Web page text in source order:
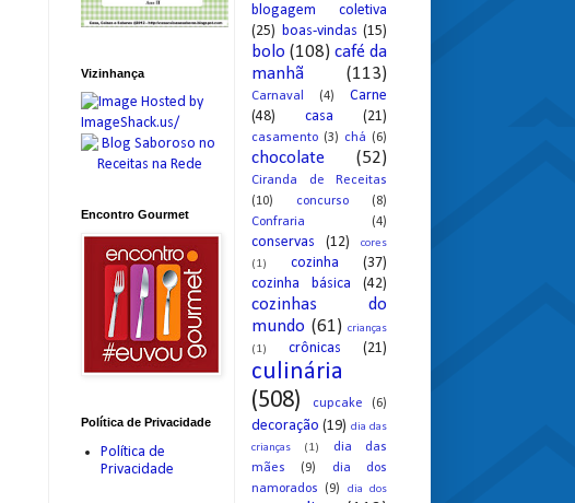
Vizinhança
Encontro Gourmet
Política de Privacidade
Política de
Privacidade
blogagem coletiva
(25) boas-vindas (15)
bolo (108) café da
manhã
(113)
Carnaval (4)
Carne
(48)
casa (21)
casamento (3) chá (6)
chocolate (52)
Ciranda de Receitas
(10)
concurso
(8)
Confraria
(4)
conservas (12)
cores
(1)
cozinha
(37)
cozinha básica
(42)
cozinhas do
mundo (61) crianças
(1)
crônicas (21)
culinária
(508)
cupcake (6)
decoração (19) dia das
crianças
(1)
dia das
mães
(9)
dia dos
namorados
(9) dia dos